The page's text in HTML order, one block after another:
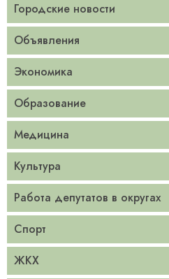
Городские новости
Объявления
Экономика
Образование
Медицина
Культура
Работа депутатов в округах
Спорт
ЖКХ